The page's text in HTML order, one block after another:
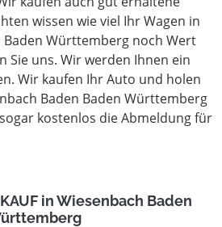
wissen wie viel Ihr Wagen in
Baden Württemberg noch Wert
Sie uns. Wir werden Ihnen ein
Wir kaufen Ihr Auto und holen
Baden Baden Württemberg
kostenlos die Abmeldung für
in Wiesenbach Baden